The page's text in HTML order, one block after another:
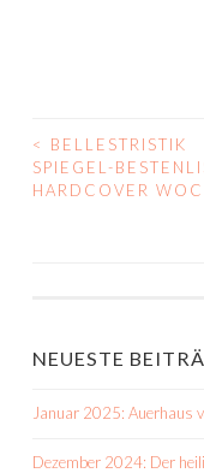
<
BELLESTRISTIK
SPIEGEL-
HARDCOVER
NEUESTE
Januar 2025: Auerhaus
Dezember 2024: Der